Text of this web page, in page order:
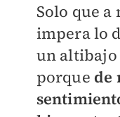
Solo que
impera lo
un altibajo
porque de